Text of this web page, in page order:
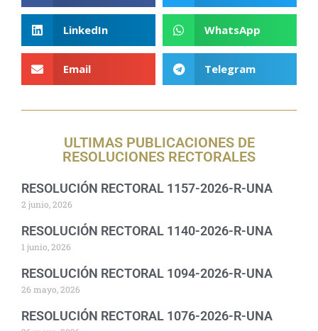
LinkedIn WhatsApp
Email Telegram
ULTIMAS PUBLICACIONES DE
RESOLUCIONES RECTORALES
RESOLUCIÓN RECTORAL 1157-2026-R-UNA
2 junio, 2026
RESOLUCIÓN RECTORAL 1140-2026-R-UNA
1 junio, 2026
RESOLUCIÓN RECTORAL 1094-2026-R-UNA
26 mayo, 2026
RESOLUCIÓN RECTORAL 1076-2026-R-UNA